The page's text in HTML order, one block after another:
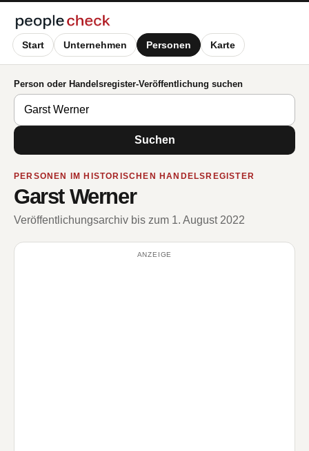
Start Unternehmen Personen Karte
Person oder Handelsregister-Veröffentlichung suchen
Suchen
PERSONEN IM HISTORISCHEN HANDELSREGISTER
Garst Werner
Veröffentlichungsarchiv bis zum 1. August 2022
ANZEIGE